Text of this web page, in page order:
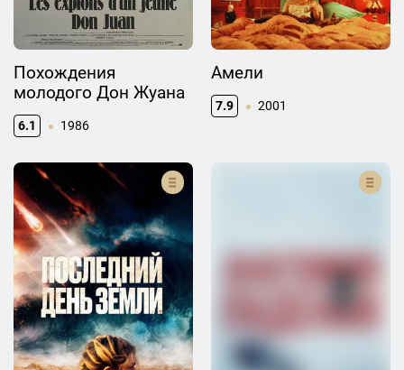
Похождения
молодого Дон Жуана
6.1 1986
Амели
7.9 2001